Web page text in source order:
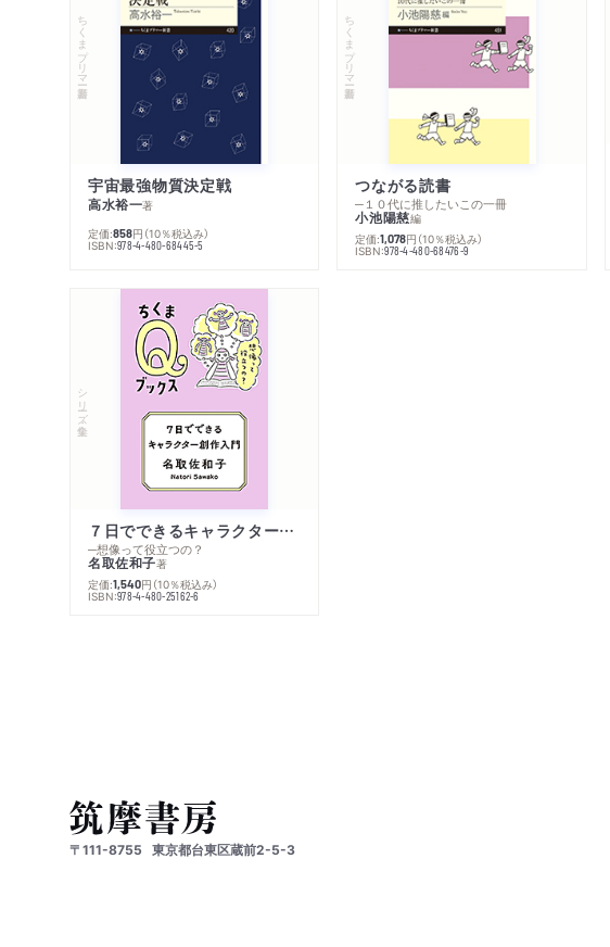
ちくまプリマー新書
宇宙最強物質決定戦
高水裕一著
定価:858円 （10％税込み）
ISBN:978-4-480-68445-5
ちくまプリマー新書
つながる読書
─１０代に推したいこの一冊
小池陽慈編
定価:1,078円 （10％税込み）
ISBN:978-4-480-68476-9
シリーズ・全集
７日でできるキャラクター創作入門
─想像って役立つの？
名取佐和子著
定価:1,540円 （10％税込み）
ISBN:978-4-480-25162-6
〒111-8755 東京都台東区蔵前2-5-3